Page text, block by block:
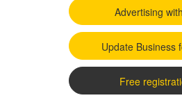
Advertising
Update Business
Free